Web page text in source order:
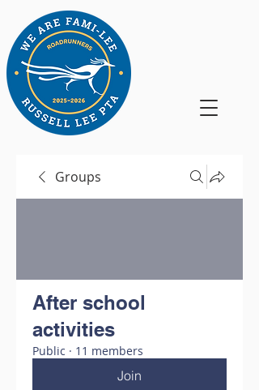
Groups
After school
activities
Public · 11 members
Join